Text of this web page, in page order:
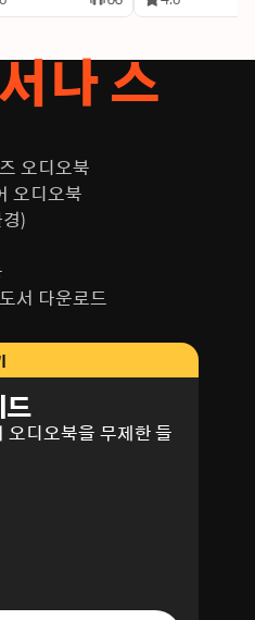
나 스
오디오북
오디오북
)
서 다운로드
드
오디오북을 무제한 들